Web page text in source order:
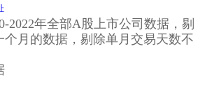
2022年全部A股上市公司数据，剔
个月的数据，剔除单月交易天数不